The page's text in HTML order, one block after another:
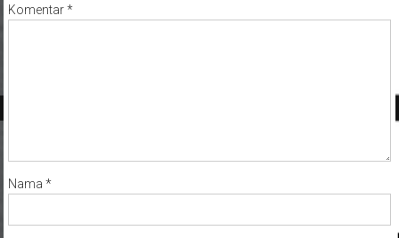
Komentar*
Nama *